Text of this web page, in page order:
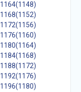
1164(1148)
1168(1152)
1172(1156)
1176(1160)
1180(1164)
1184(1168)
1188(1172)
1192(1176)
1196(1180)